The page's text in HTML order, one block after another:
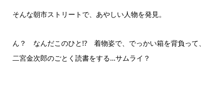
そんな朝市ストリートで、あやしい人物を発見。
ん？ なんだこのひと!? 着物姿で、でっかい箱を背負って、
二宮金次郎のごとく読書をする…サムライ？